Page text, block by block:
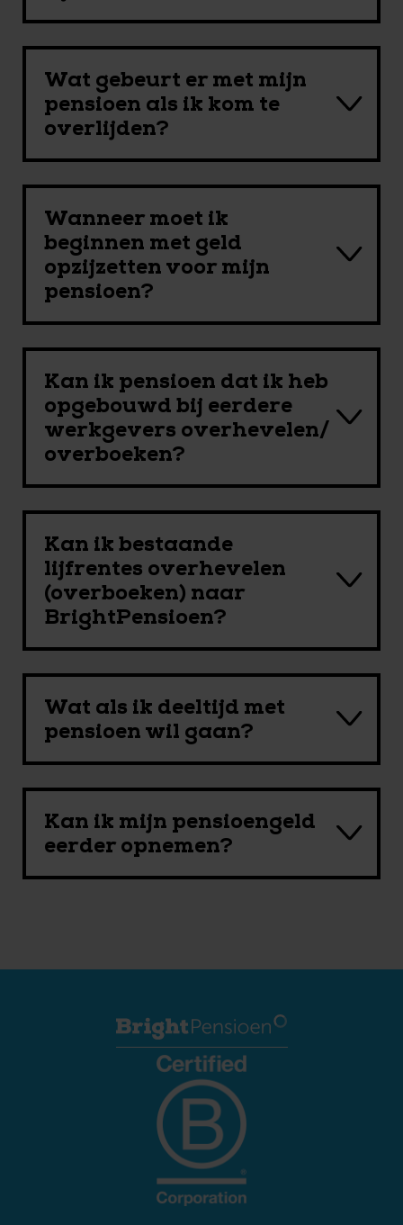
Wat gebeurt er met mijn
pensioen als ik kom te
overlijden?
Wanneer moet ik
beginnen met geld
opzijzetten voor mijn
pensioen?
Kan ik pensioen dat ik heb
opgebouwd bij eerdere
werkgevers overhevelen/
overboeken?
Kan ik bestaande
lijfrentes overhevelen
(overboeken) naar
BrightPensioen?
Wat als ik deeltijd met
pensioen wil gaan?
Kan ik mijn pensioengeld
eerder opnemen?